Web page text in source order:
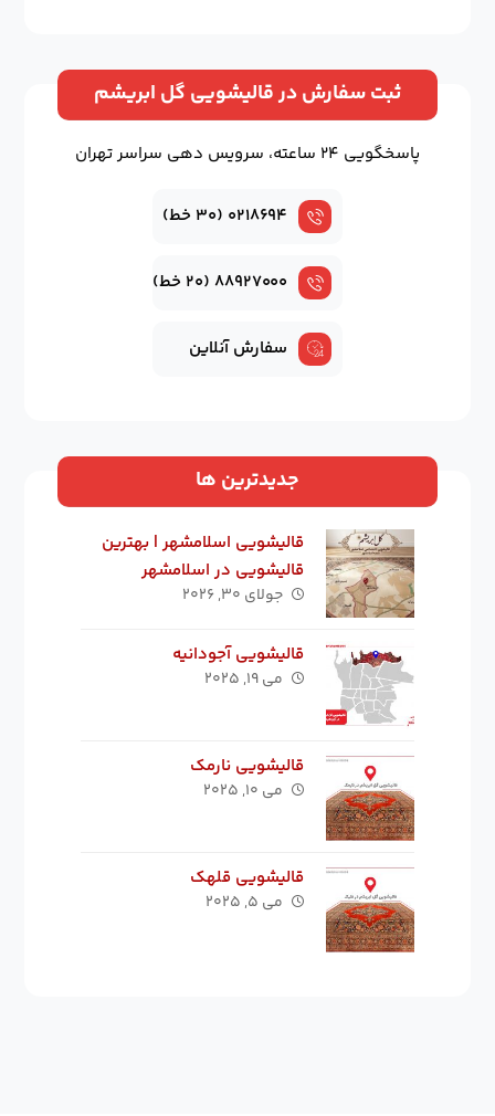
ثبت سفارش در قالیشویی گل ابریشم
پاسخگویی ۲۴ ساعته، سرویس دهی سراسر تهران
۰۲۱۸۶۹۴ (۳۰ خط)
۸۸۹۲۷۰۰۰ (۲۰ خط)
سفارش آنلاین
جدیدترین ها
قالیشویی اسلامشهر | بهترین
قالیشویی در اسلامشهر
جولای ۳۰, ۲۰۲۶
قالیشویی آجودانیه
می ۱۹, ۲۰۲۵
قالیشویی نارمک
می ۱۰, ۲۰۲۵
قالیشویی قلهک
می ۵, ۲۰۲۵